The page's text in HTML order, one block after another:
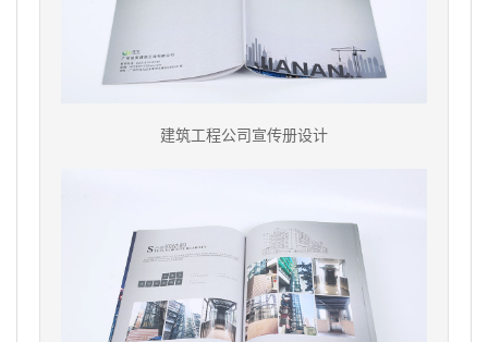
建筑工程公司宣传册设计